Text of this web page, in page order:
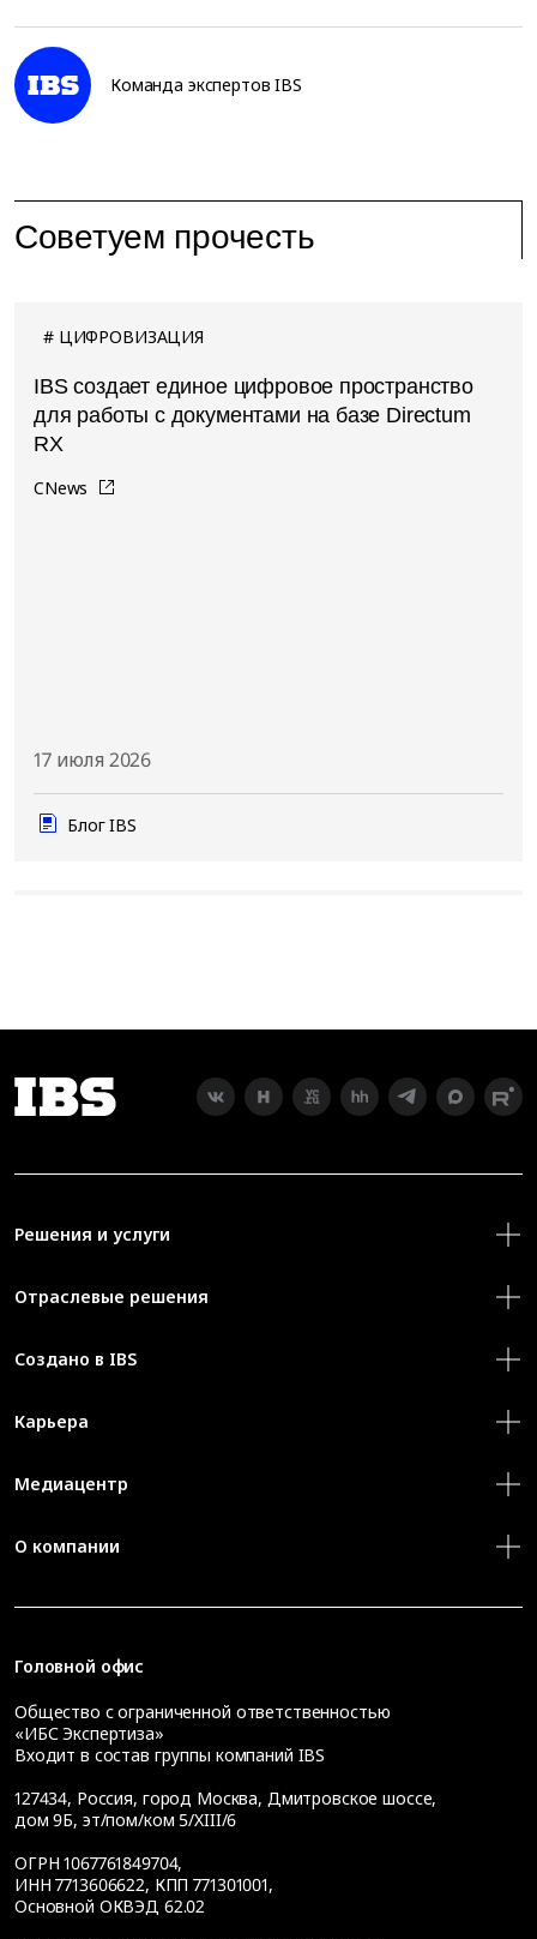
Команда экспертов IBS
Советуем прочесть
ЦИФРОВИЗАЦИЯ
IBS создает единое цифровое пространство
для работы с документами на базе Directum
RX
CNews
17 июля 2026
Блог IBS
Решения и услуги
Отраслевые решения
Создано в IBS
Карьера
Медиацентр
О компании
Головной офис
Общество с ограниченной ответственностью
«ИБС Экспертиза»
Входит в состав группы компаний IBS
127434, Россия, город Москва, Дмитровское шоссе,
дом 9Б, эт/пом/ком 5/XIII/6
ОГРН 1067761849704,
ИНН 7713606622, КПП 771301001,
Основной ОКВЭД 62.02